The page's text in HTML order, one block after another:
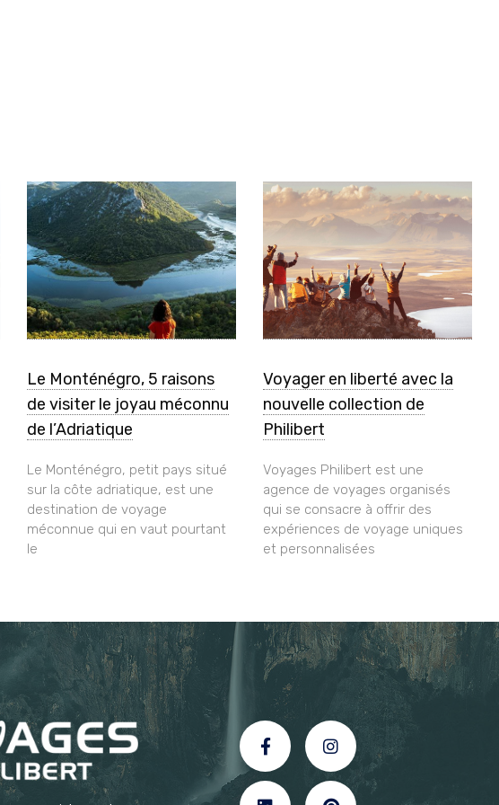
Le Monténégro, 5 raisons
de visiter le joyau méconnu
de l’Adriatique
Le Monténégro, petit pays situé
sur la côte adriatique, est une
destination de voyage
méconnue qui en vaut pourtant
le
Voyager en liberté avec la
nouvelle collection de
Philibert
Voyages Philibert est une
agence de voyages organisés
qui se consacre à offrir des
expériences de voyage uniques
et personnalisées